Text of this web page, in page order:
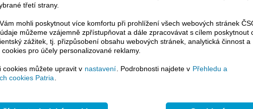
článku je dostupné jen klientům placených služeb
služeb, potom je nutné se
Přihlásit
placeného informačního servisu získáte
bez jakýchkoliv omezení. Veškeré
komentáře a horké zprávy jsou
třetí strany.
mohli poskytnout více komfortu při prohlížení všech webových stránek
můžeme vzájemně zpřístupňovat a dále zpracovávat s cílem poskytnout
zážitek, tj. přizpůsobení obsahu webových stránek, analytická činnost a
pro účely personalizované reklamy.
cookies můžete upravit v nastavení . Podrobnosti najdete v Přehledu a
cookies Patria